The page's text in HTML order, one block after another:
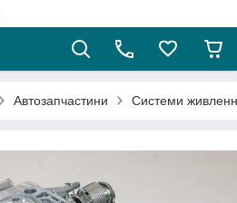
Автозапчастини Системи